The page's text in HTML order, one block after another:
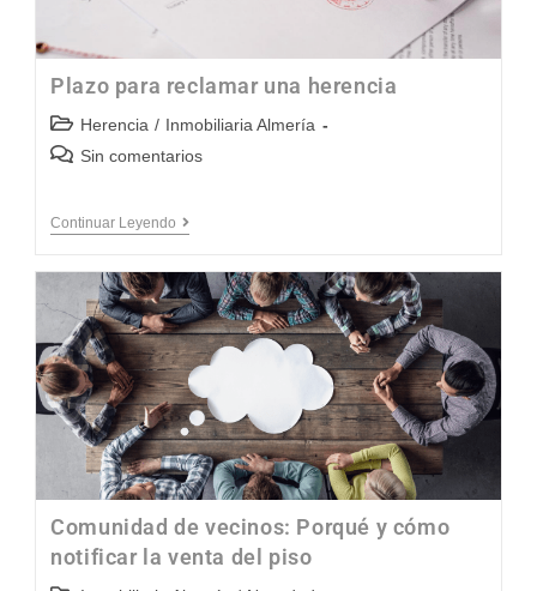
Plazo para reclamar una herencia
Herencia / Inmobiliaria Almería
Sin comentarios
Continuar Leyendo
Comunidad de vecinos: Porqué y cómo
notificar la venta del piso